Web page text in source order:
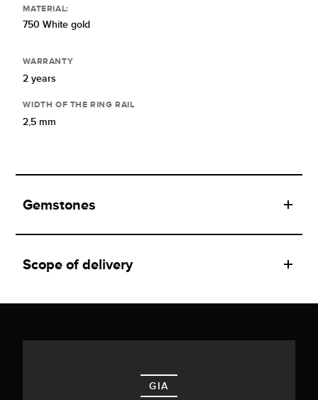
MATERIAL:
750 White gold
WARRANTY
2 years
WIDTH OF THE RING RAIL
2,5 mm
Gemstones
Scope of delivery
GIA